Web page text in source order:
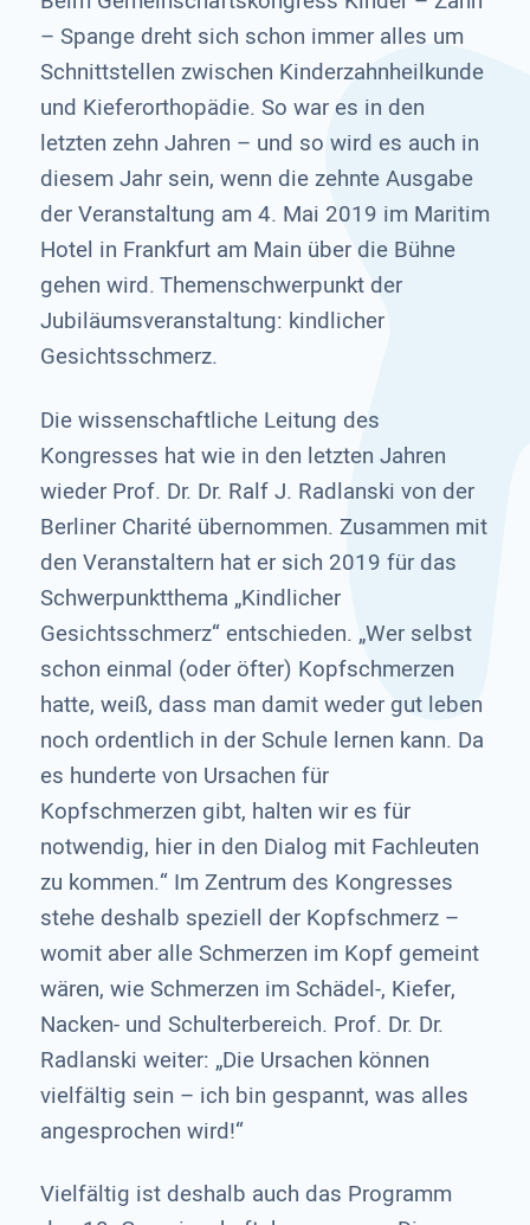
– Spange dreht sich schon immer alles um
Schnittstellen zwischen Kinderzahnheilkunde
und Kieferorthopädie. So war es in den
letzten zehn Jahren – und so wird es auch in
diesem Jahr sein, wenn die zehnte Ausgabe
der Veranstaltung am 4. Mai 2019 im Maritim
Hotel in Frankfurt am Main über die Bühne
gehen wird. Themenschwerpunkt der
Jubiläumsveranstaltung: kindlicher
Gesichtsschmerz.
Die wissenschaftliche Leitung des
Kongresses hat wie in den letzten Jahren
wieder Prof. Dr. Dr. Ralf J. Radlanski von der
Berliner Charité übernommen. Zusammen mit
den Veranstaltern hat er sich 2019 für das
Schwerpunktthema „Kindlicher
Gesichtsschmerz“ entschieden. „Wer selbst
schon einmal (oder öfter) Kopfschmerzen
hatte, weiß, dass man damit weder gut leben
noch ordentlich in der Schule lernen kann. Da
es hunderte von Ursachen für
Kopfschmerzen gibt, halten wir es für
notwendig, hier in den Dialog mit Fachleuten
zu kommen.“ Im Zentrum des Kongresses
stehe deshalb speziell der Kopfschmerz –
womit aber alle Schmerzen im Kopf gemeint
wären, wie Schmerzen im Schädel-, Kiefer,
Nacken- und Schulterbereich. Prof. Dr. Dr.
Radlanski weiter: „Die Ursachen können
vielfältig sein – ich bin gespannt, was alles
angesprochen wird!“
Vielfältig ist deshalb auch das Programm